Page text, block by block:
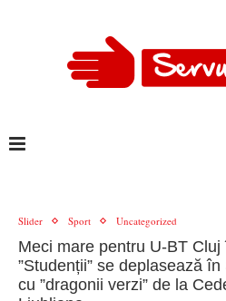
Slider Sport Uncategorized
Meci mare pentru U-BT Cluj
”Studenții” se deplasează
cu ”dragonii verzi” de la